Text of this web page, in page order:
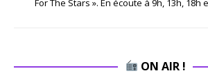
For The Stars ». En écoute à 9h, 13h, 18h
ON AIR !